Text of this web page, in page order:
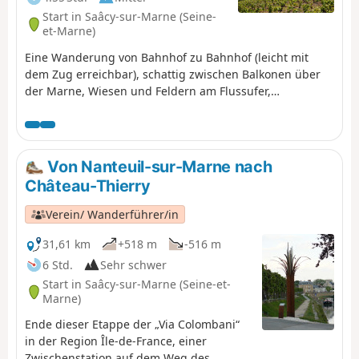
Start in Saâcy-sur-Marne (Seine-
et-Marne)
Eine Wanderung von Bahnhof zu Bahnhof (leicht mit
dem Zug erreichbar), schattig zwischen Balkonen über
der Marne, Wiesen und Feldern am Flussufer,
einer relativ wilden und ruhigen Schleife der Marne.
Ideal bei trockenem und sonnigem Wetter. (!) Achten Sie
auf die Jagdtage. Informieren Sie sich beim Rathaus
über die Jagdtage (jeden zweiten Sonntag).
Von Nanteuil-sur-Marne nach
Château-Thierry
Verein/ Wanderführer/in
31,61 km
+518 m
-516 m
6 Std.
Sehr schwer
Start in Saâcy-sur-Marne (Seine-et-
Marne)
Ende dieser Etappe der „Via Colombani“
in der Region Île-de-France, einer